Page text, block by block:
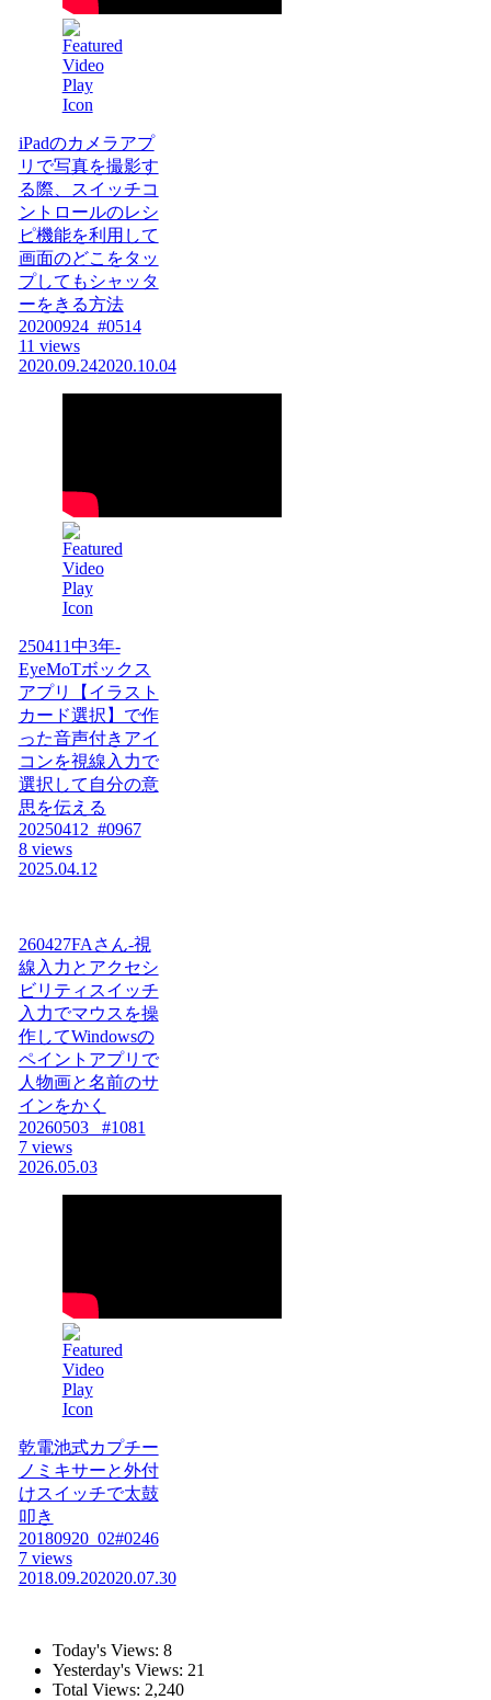
iPadのカメラアプ
リで写真を撮影す
る際、スイッチコ
ントロールのレシ
ピ機能を利用して
画面のどこをタッ
プしてもシャッタ
ーをきる方法
20200924_#0514
11 views
2020.09.242020.10.04
250411中3年-
EyeMoTボックス
アプリ【イラスト
カード選択】で作
った音声付きアイ
コンを視線入力で
選択して自分の意
思を伝える
20250412_#0967
8 views
2025.04.12
260427FAさん-視
線入力とアクセシ
ビリティスイッチ
入力でマウスを操
作してWindowsの
ペイントアプリで
人物画と名前のサ
インをかく
20260503_ #1081
7 views
2026.05.03
乾電池式カプチー
ノミキサーと外付
けスイッチで太鼓
叩き
20180920_02#0246
7 views
2018.09.202020.07.30
Today's Views: 8
Yesterday's Views: 21
Total Views: 2,240